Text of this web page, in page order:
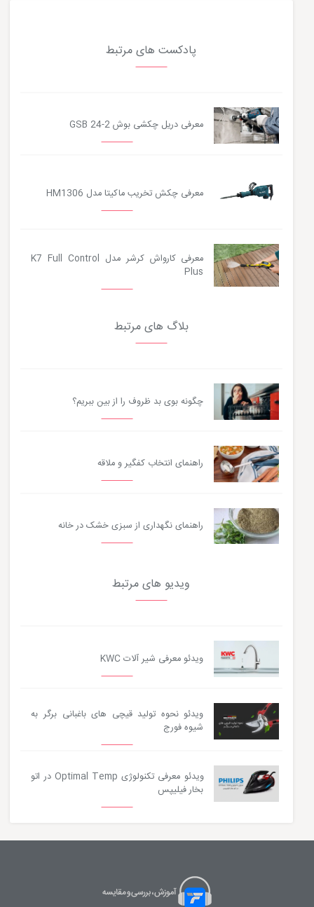
پادکست های مرتبط
معرفی دریل چکشی بوش GSB 24-2
معرفی چکش تخریب ماکیتا مدل HM1306
معرفی کارواش کرشر مدل K7 Full Control
Plus
بلاگ های مرتبط
چگونه بوی بد ظروف را از بین ببریم؟
راهنمای انتخاب کفگیر و ملاقه
راهنمای نگهداری از سبزی خشک در خانه
ویدیو های مرتبط
ویدئو معرفی شیر آلات KWC
ویدئو نحوه تولید قیچی های باغبانی برگر به
شیوه فورج
ویدئو معرفی تکنولوژی Optimal Temp در اتو
بخار فیلیپس